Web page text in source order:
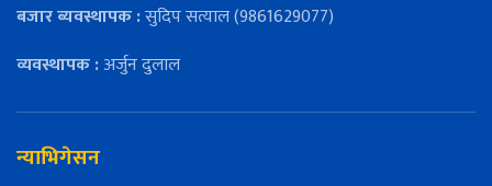
बजार ब्यवस्थापक :सुदिप सत्याल (9861629077)
व्यवस्थापक :अर्जुन दुलाल
न्याभिगेसन